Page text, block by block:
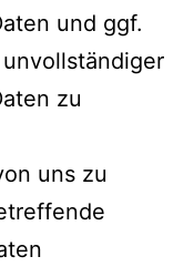
und ggf.
zu
uns zu